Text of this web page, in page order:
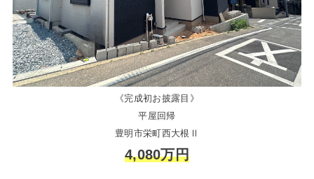
《完成初お披露目》
平屋回帰
豊明市栄町西大根Ⅱ
4,080万円